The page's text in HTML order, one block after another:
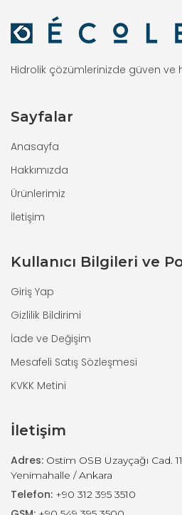
Hidrolik çözümlerinizde güven ve
Sayfalar
Anasayfa
Hakkımızda
Ürünlerimiz
İletişim
Kullanıcı Bilgileri ve
Giriş Yap
Gizlilik Bildirimi
İade ve Değişim
Mesafeli Satış Sözleşmesi
KVKK Metini
İletişim
Adres: Ostim OSB Uzayçağı Cad.
Yenimahalle / Ankara
Telefon: +90 312 395 3510